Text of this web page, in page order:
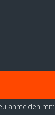
anmelden mit: